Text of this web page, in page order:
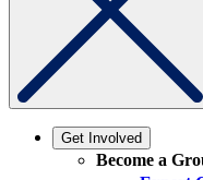
Get Involved
Become a